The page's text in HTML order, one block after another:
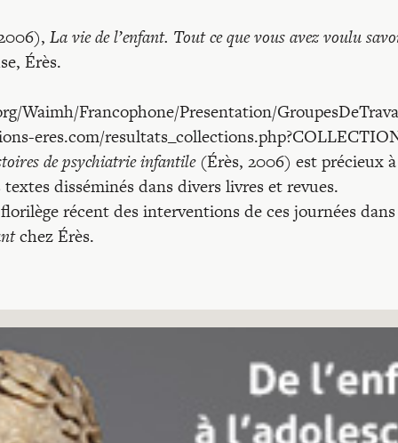
La vie de l’enfant. Tout ce que vous avez voulu
Érès.
Waimh/Francophone/Presentation/
eres.com/
de psychiatrie infantile(Érès, 2006) est précieux
disséminés dans divers livres et revues.
récent des interventions de ces journées
chez Érès.